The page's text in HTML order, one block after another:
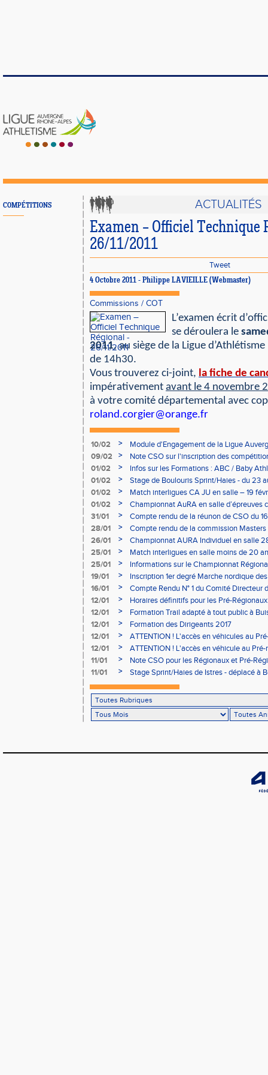
COMPÉTITIONS ACTUALITÉS
Examen – Officiel Technique
26/11/2011
Tweet
4 Octobre 2011 - Philippe LAVIEILLE (Webmaster)
Commissions / COT
L’examen écrit
se déroulera le
2011, au siège de la Ligue
de 14h30.
Vous trouverez ci-joint, la fiche de
impérativement avant le 4 novembre
à votre comité départemental avec
roland.corgier@orange.fr
10/02 >
Module d'Engagement de la Ligue
09/02
>
Note CSO sur l'inscription des
01/02
>
Infos sur les Formations : ABC / Baby
01/02
>
Stage de Boulouris Sprint/Haies - du 23
01/02
>
Match interligues CA JU en salle – 19
01/02
>
Championnat AuRA en salle d’épreuves
- le 12 février
31/01 >
Compte rendu de la réunon de CSO du
28/01
>
Compte rendu de la commission
à Bourgoin
26/01 >
Championnat AURA Individuel en salle
25/01
>
Match interligues en salle moins de 20
25/01
>
Informations sur le Championnat
05/02
19/01 >
Inscription 1er degré Marche nordique
03/02 (sous condition)
16/01 >
Compte Rendu N° 1 du Comité Directeur
12/01
>
Horaires définitifs pour les Pré-
Aubière
12/01 >
Formation Trail adapté à tout public à
12/01
>
Formation des Dirigeants 2017
12/01
>
ATTENTION ! L'accès en véhicules au
Bains sera réglementé
12/01 >
ATTENTION ! L'accès en véhicule au
Bains sera réglementé
11/01 >
Note CSO pour les Régionaux et Pré-
11/01
> Stage Sprint/Haies de Istres - déplacé à